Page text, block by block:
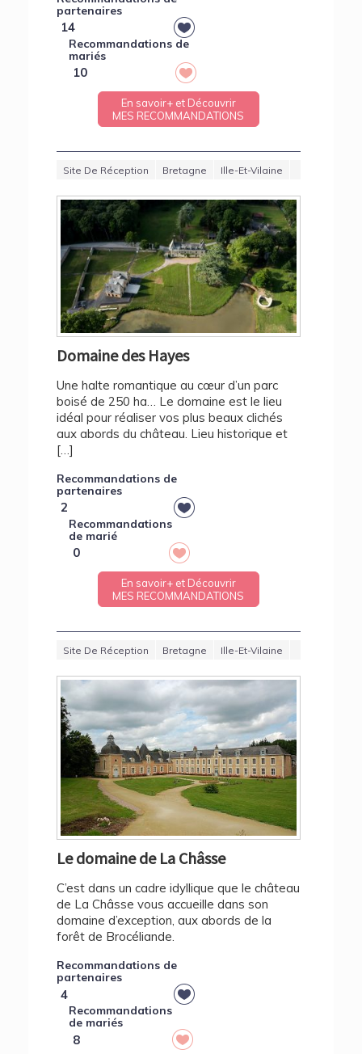
partenaires
14
Recommandations de
mariés
10
En savoir+ et Découvrir
MES RECOMMANDATIONS
Site De Réception Bretagne Ille-Et-Vilaine
Domaine des Hayes
Une halte romantique au cœur d’un parc
boisé de 250 ha… Le domaine est le lieu
idéal pour réaliser vos plus beaux clichés
aux abords du château. Lieu historique et
[…]
Recommandations de
partenaires
2
Recommandations
de marié
0
En savoir+ et Découvrir
MES RECOMMANDATIONS
Site De Réception Bretagne Ille-Et-Vilaine
Le domaine de La Châsse
C’est dans un cadre idyllique que le château
de La Châsse vous accueille dans son
domaine d’exception, aux abords de la
forêt de Brocéliande.
Recommandations de
partenaires
4
Recommandations
de mariés
8